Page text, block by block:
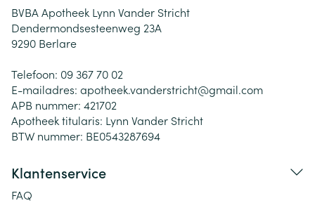
BVBA Apotheek Lynn Vander Stricht
Dendermondsesteenweg 23A
9290 Berlare
Telefoon: 09 367 70 02
E-mailadres: apotheek.vanderstricht@gmail.com
APB nummer: 421702
Apotheek titularis: Lynn Vander Stricht
BTW nummer: BE0543287694
Klantenservice
FAQ